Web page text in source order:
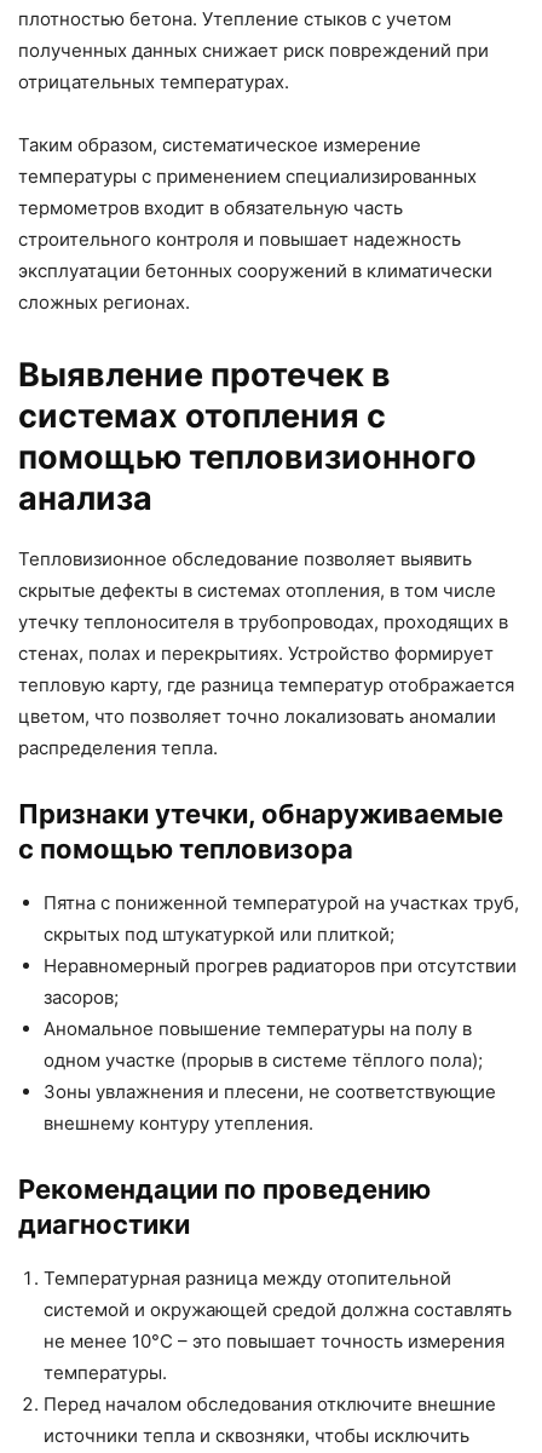
плотностью бетона. Утепление стыков с учетом
полученных данных снижает риск повреждений при
отрицательных температурах.
Таким образом, систематическое измерение
температуры с применением специализированных
термометров входит в обязательную часть
строительного контроля и повышает надежность
эксплуатации бетонных сооружений в климатически
сложных регионах.
Выявление протечек в
системах отопления с
помощью тепловизионного
анализа
Тепловизионное обследование позволяет выявить
скрытые дефекты в системах отопления, в том числе
утечку теплоносителя в трубопроводах, проходящих в
стенах, полах и перекрытиях. Устройство формирует
тепловую карту, где разница температур отображается
цветом, что позволяет точно локализовать аномалии
распределения тепла.
Признаки утечки, обнаруживаемые
с помощью тепловизора
Пятна с пониженной температурой на участках труб,
скрытых под штукатуркой или плиткой;
Неравномерный прогрев радиаторов при отсутствии
засоров;
Аномальное повышение температуры на полу в
одном участке (прорыв в системе тёплого пола);
Зоны увлажнения и плесени, не соответствующие
внешнему контуру утепления.
Рекомендации по проведению
диагностики
Температурная разница между отопительной
системой и окружающей средой должна составлять
не менее 10°C – это повышает точность измерения
температуры.
Перед началом обследования отключите внешние
источники тепла и сквозняки, чтобы исключить